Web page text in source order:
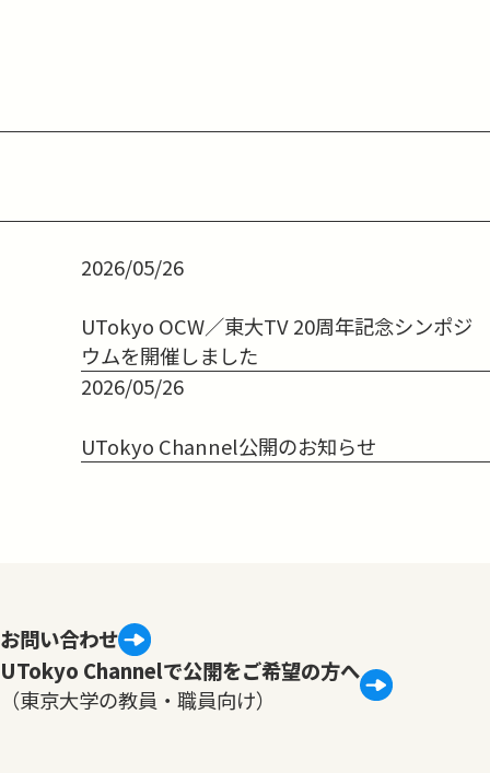
2026/05/26
UTokyo OCW／東大TV 20周年記念シンポジ
ウムを開催しました
2026/05/26
UTokyo Channel公開のお知らせ
お問い合わせ
UTokyo Channelで公開をご希望の方へ
（東京大学の教員・職員向け）